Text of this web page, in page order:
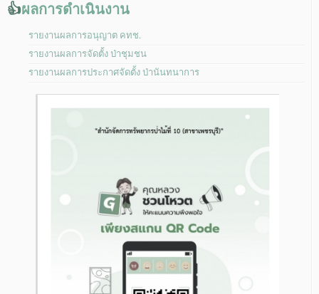
👍ผลการดำเนินงาน
รายงานผลการอนุญาต คทช.
รายงานผลการจัดตั้ง ป่าชุมชน
รายงานผลการประกาศจัดตั้ง ป่านันทนาการ